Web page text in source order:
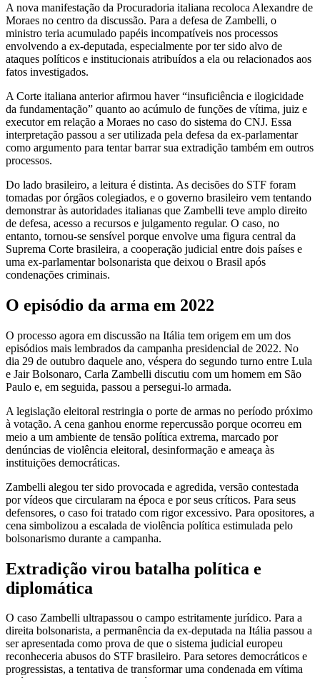
A nova manifestação da Procuradoria italiana recoloca Alexandre de
Moraes no centro da discussão. Para a defesa de Zambelli, o
ministro teria acumulado papéis incompatíveis nos processos
envolvendo a ex-deputada, especialmente por ter sido alvo de
ataques políticos e institucionais atribuídos a ela ou relacionados aos
fatos investigados.
A Corte italiana anterior afirmou haver “insuficiência e ilogicidade
da fundamentação” quanto ao acúmulo de funções de vítima, juiz e
executor em relação a Moraes no caso do sistema do CNJ. Essa
interpretação passou a ser utilizada pela defesa da ex-parlamentar
como argumento para tentar barrar sua extradição também em outros
processos.
Do lado brasileiro, a leitura é distinta. As decisões do STF foram
tomadas por órgãos colegiados, e o governo brasileiro vem tentando
demonstrar às autoridades italianas que Zambelli teve amplo direito
de defesa, acesso a recursos e julgamento regular. O caso, no
entanto, tornou-se sensível porque envolve uma figura central da
Suprema Corte brasileira, a cooperação judicial entre dois países e
uma ex-parlamentar bolsonarista que deixou o Brasil após
condenações criminais.
O episódio da arma em 2022
O processo agora em discussão na Itália tem origem em um dos
episódios mais lembrados da campanha presidencial de 2022. No
dia 29 de outubro daquele ano, véspera do segundo turno entre Lula
e Jair Bolsonaro, Carla Zambelli discutiu com um homem em São
Paulo e, em seguida, passou a persegui-lo armada.
A legislação eleitoral restringia o porte de armas no período próximo
à votação. A cena ganhou enorme repercussão porque ocorreu em
meio a um ambiente de tensão política extrema, marcado por
denúncias de violência eleitoral, desinformação e ameaça às
instituições democráticas.
Zambelli alegou ter sido provocada e agredida, versão contestada
por vídeos que circularam na época e por seus críticos. Para seus
defensores, o caso foi tratado com rigor excessivo. Para opositores, a
cena simbolizou a escalada de violência política estimulada pelo
bolsonarismo durante a campanha.
Extradição virou batalha política e
diplomática
O caso Zambelli ultrapassou o campo estritamente jurídico. Para a
direita bolsonarista, a permanência da ex-deputada na Itália passou a
ser apresentada como prova de que o sistema judicial europeu
reconheceria abusos do STF brasileiro. Para setores democráticos e
progressistas, a tentativa de transformar uma condenada em vítima